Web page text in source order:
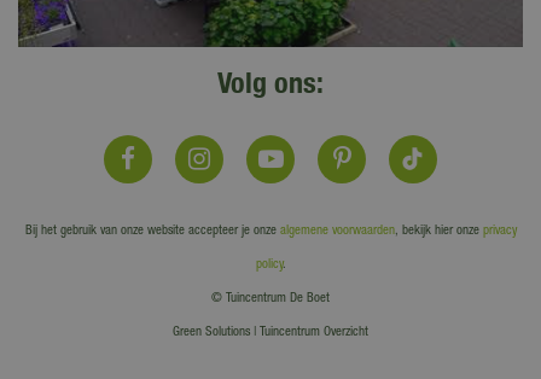
Volg ons:
Bij het gebruik van onze website accepteer je onze algemene voorwaarden, bekijk hier onze privacy
policy.
© Tuincentrum De Boet
Green Solutions Tuincentrum Overzicht